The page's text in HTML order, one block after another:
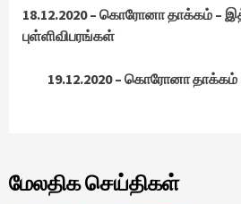
Reading
18.12.2020 – கொரோனா தாக்கம் –
புள்ளிவிபரங்கள்
19.12.2020 – கொரோனா
மேலதிக செய்திகள்